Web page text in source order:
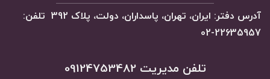
آدرس دفتر: ایران، تهران، پاسداران، دولت، پلاک 392 تلفن:
22635957-02
تلفن مدیریت 09124753482